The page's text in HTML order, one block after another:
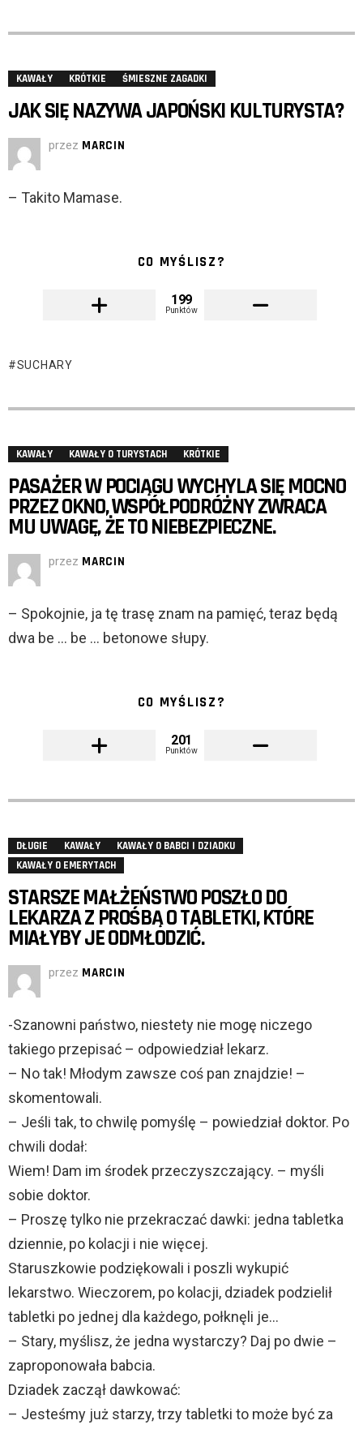
KAWAŁY KRÓTKIE ŚMIESZNE ZAGADKI
JAK SIĘ NAZYWA JAPOŃSKI KULTURYSTA?
przez MARCIN
– Takito Mamase.
CO MYŚLISZ?
199
Punktów
SUCHARY
KAWAŁY KAWAŁY O TURYSTACH KRÓTKIE
PASAŻER W POCIĄGU WYCHYLA SIĘ MOCNO
PRZEZ OKNO, WSPÓŁPODRÓŻNY ZWRACA
MU UWAGĘ, ŻE TO NIEBEZPIECZNE.
przez MARCIN
– Spokojnie, ja tę trasę znam na pamięć, teraz będą
dwa be … be … betonowe słupy.
CO MYŚLISZ?
201
Punktów
DŁUGIE KAWAŁY
KAWAŁY O BABCI I DZIADKU
KAWAŁY O EMERYTACH
STARSZE MAŁŻEŃSTWO POSZŁO DO
LEKARZA Z PROŚBĄ O TABLETKI, KTÓRE
MIAŁYBY JE ODMŁODZIĆ.
przez MARCIN
-Szanowni państwo, niestety nie mogę niczego
takiego przepisać – odpowiedział lekarz.
– No tak! Młodym zawsze coś pan znajdzie! –
skomentowali.
– Jeśli tak, to chwilę pomyślę – powiedział doktor. Po
chwili dodał:
Wiem! Dam im środek przeczyszczający. – myśli
sobie doktor.
– Proszę tylko nie przekraczać dawki: jedna tabletka
dziennie, po kolacji i nie więcej.
Staruszkowie podziękowali i poszli wykupić
lekarstwo. Wieczorem, po kolacji, dziadek podzielił
tabletki po jednej dla każdego, połknęli je…
– Stary, myślisz, że jedna wystarczy? Daj po dwie –
zaproponowała babcia.
Dziadek zaczął dawkować:
– Jesteśmy już starzy, trzy tabletki to może być za